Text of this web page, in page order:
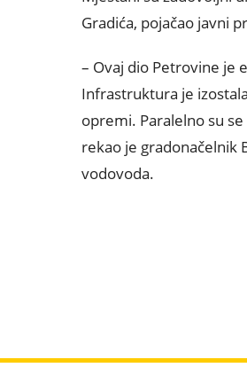
Gradića, pojačao javni
– Ovaj dio Petrovine je
Infrastruktura je
opremi. Paralelno su
rekao je gradonačelnik
vodovoda.